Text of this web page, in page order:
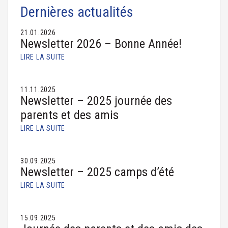
Dernières actualités
21.01.2026
Newsletter 2026 – Bonne Année!
LIRE LA SUITE
11.11.2025
Newsletter – 2025 journée des
parents et des amis
LIRE LA SUITE
30.09.2025
Newsletter – 2025 camps d’été
LIRE LA SUITE
15.09.2025